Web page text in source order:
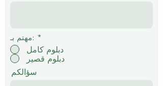
مهتم بـ: *
دبلوم كامل
دبلوم قصير
سؤالكم